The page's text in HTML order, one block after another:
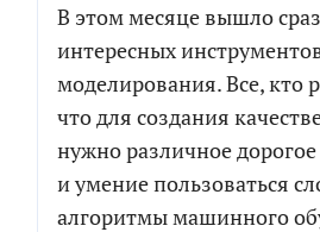
В этом месяце вышло
интересных
моделирования. Все, кто
что для создания
нужно различное
и умение пользоваться
алгоритмы машинного